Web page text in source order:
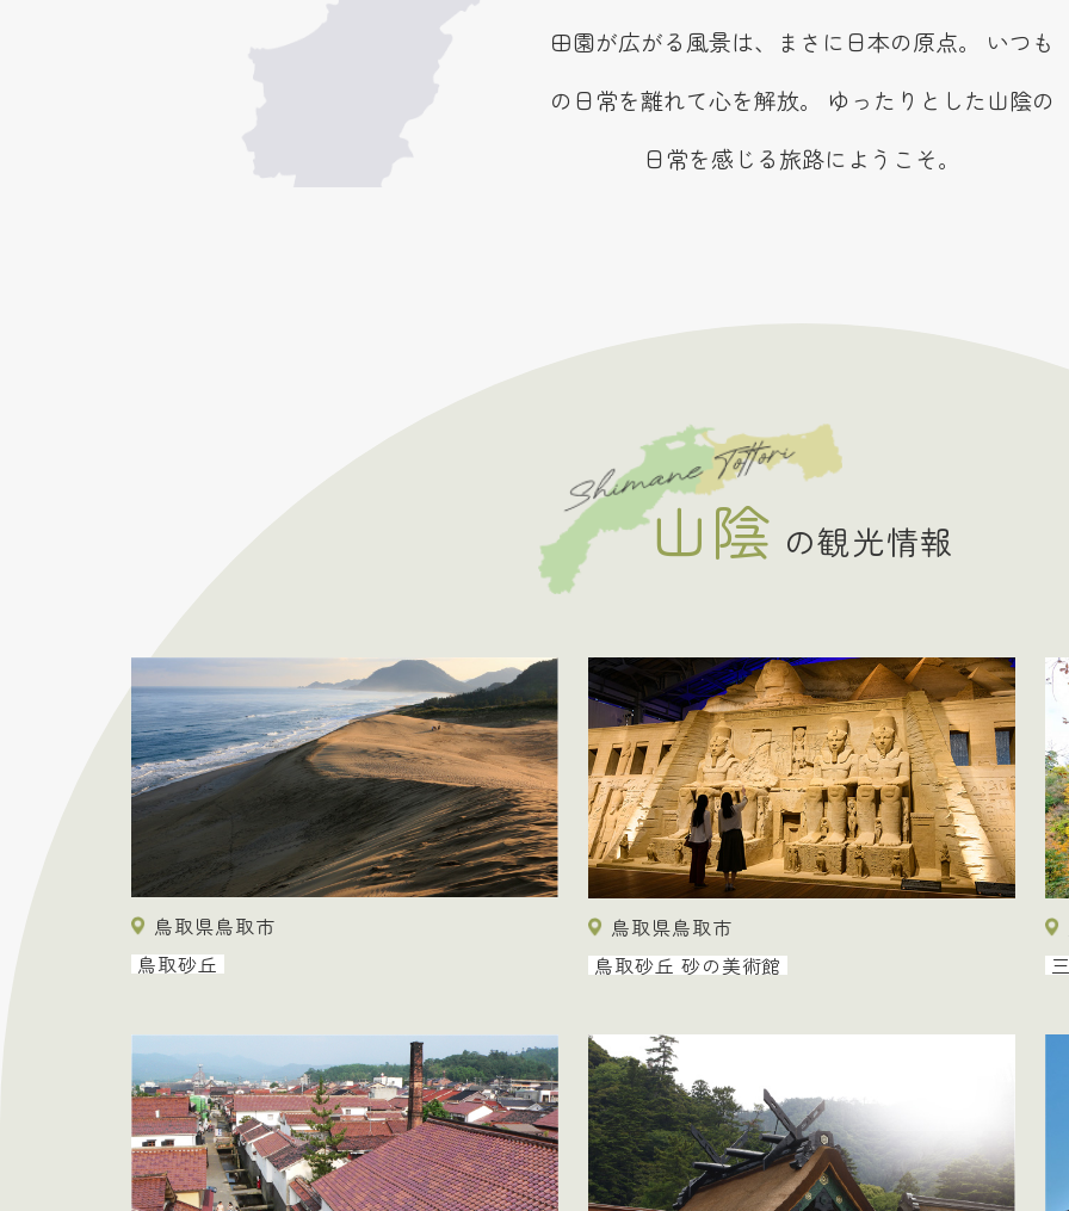
田園が広がる風景は、まさに日本の原点。 いつも
の日常を離れて心を解放。 ゆったりとした山陰の
日常を感じる旅路にようこそ。
山陰 の観光情報
鳥取県鳥取市
鳥取砂丘
鳥取県鳥取市
鳥取砂丘 砂の美術館